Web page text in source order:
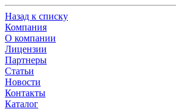
Назад к списку
Компания
О компании
Лицензии
Партнеры
Статьи
Новости
Контакты
Каталог